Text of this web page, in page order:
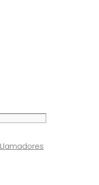
Llamadores